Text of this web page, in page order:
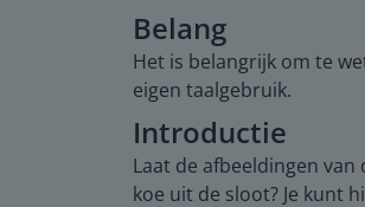
Belang
Het is belangrijk om te
eigen taalgebruik.
Introductie
Laat de afbeeldingen van
koe uit de sloot? Je kunt